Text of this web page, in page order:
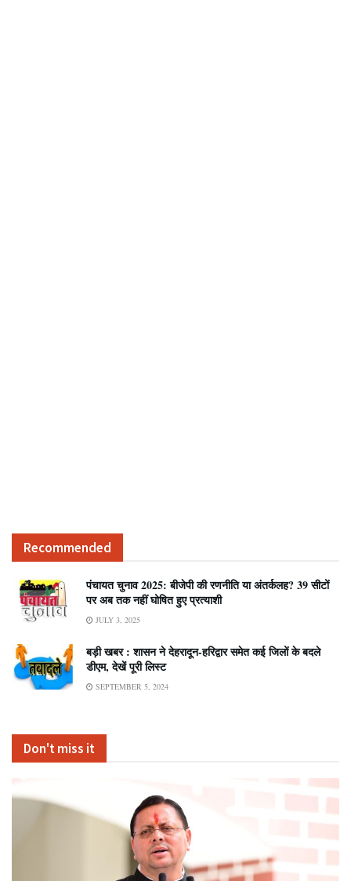
Recommended
पंचायत चुनाव 2025: बीजेपी की रणनीति या अंतर्कलह? 39 सीटों
पर अब तक नहीं घोषित हुए प्रत्याशी
JULY 3, 2025
बड़ी खबर : शासन ने देहरादून-हरिद्वार समेत कई जिलों के बदले
डीएम, देखें पूरी लिस्ट
SEPTEMBER 5, 2024
Don't miss it